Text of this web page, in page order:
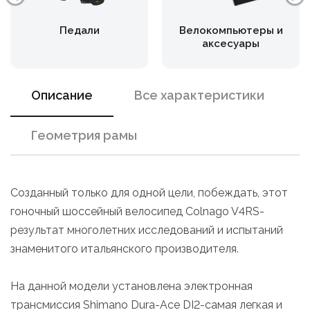
Педали
Велокомпьютеры и
аксесуары
Описание Все характеристики
Геометрия рамы
Созданный только для одной цели, побеждать, этот
гоночный шоссейный велосипед Colnago V4RS-
результат многолетних исследований и испытаний
знаменитого итальянского производителя.
На данной модели установлена электронная
трансмиссия Shimano Dura-Ace DI2-самая легкая и